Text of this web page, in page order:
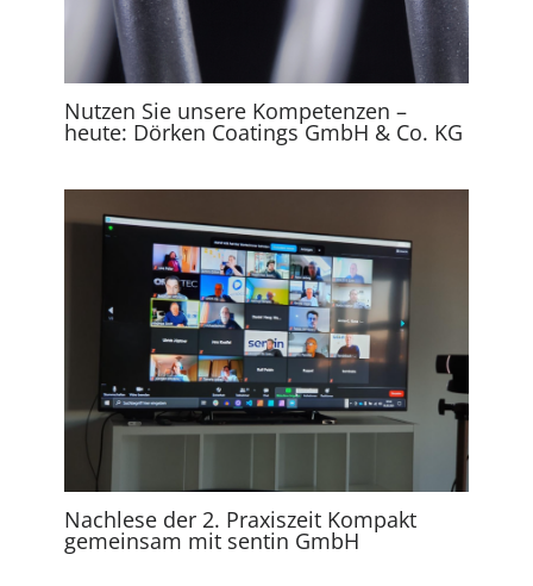
Nutzen Sie unsere Kompetenzen –
heute: Dörken Coatings GmbH & Co. KG
Nachlese der 2. Praxiszeit Kompakt
gemeinsam mit sentin GmbH